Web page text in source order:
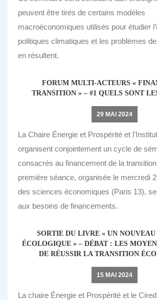
peuvent être tirés de certains modèles
macroéconomiques utilisés pour étudier
politiques climatiques et les problèmes
en résultent.
FORUM MULTI-ACTEURS «
TRANSITION » – #1 QUELS SONT
29 MAI 2024
La Chaire Énergie et Prospérité et
organisent conjointement un cycle de
consacrés au financement de la
première séance, organisée le mercredi
des sciences économiques (Paris 13),
aux besoins de financements.
SORTIE DU LIVRE « UN
ÉCOLOGIQUE » – DÉBAT : LES
DE RÉUSSIR LA TRANSITION
15 MAI 2024
La chaire Énergie et Prospérité et le